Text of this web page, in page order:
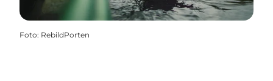
Foto: RebildPorten